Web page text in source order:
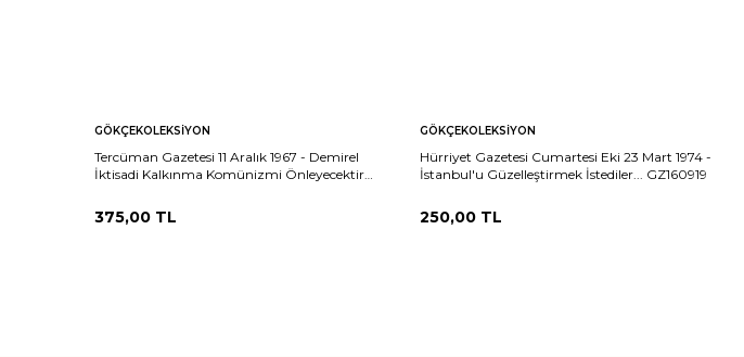
GÖKÇEKOLEKSIYON
Tercüman Gazetesi 11 Aralık 1967 - Demirel
İktisadi Kalkınma Komünizmi Önleyecektir
GZ141460
375,00 TL
GÖKÇEKOLEKSIYON
Hürriyet Gazetesi Cumartesi Eki 23 Mart 1974 -
İstanbul'u Güzelleştirmek İstediler... GZ160919
250,00 TL